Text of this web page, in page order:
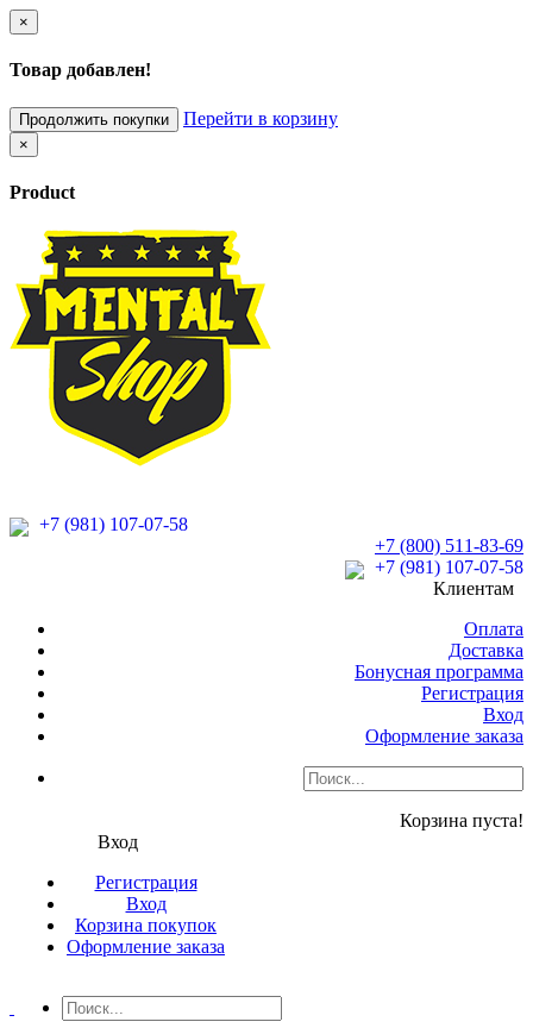
×
Товар добавлен!
Продолжить покупки Перейти в корзину
×
Product
+7 (981) 107-07-58
+7 (800) 511-83-69
+7 (981) 107-07-58
Клиентам
Оплата
Доставка
Бонусная программа
Регистрация
Вход
Оформление заказа
Корзина пуста!
Вход
Регистрация
Вход
Корзина покупок
Оформление заказа